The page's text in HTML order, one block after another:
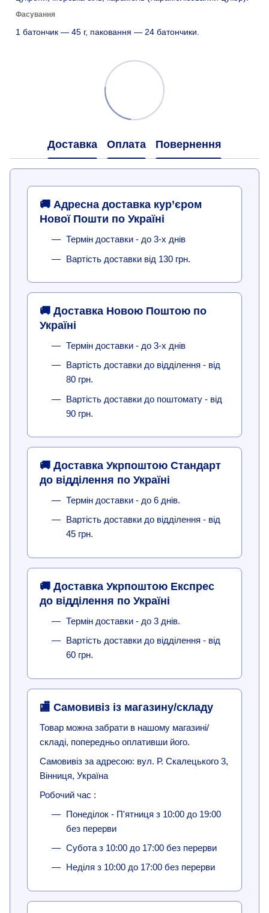
Фасування
1 батончик — 45 г, паковання — 24 батончики.
Доставка Оплата Повернення
🚚 Адресна доставка кур’єром
Нової Пошти по Україні
Термін доставки - до 3-х днів
Вартість доставки від 130 грн.
🚚 Доставка Новою Поштою по
Україні
Термін доставки - до 3-х днів
Вартість доставки до відділення - від
80 грн.
Вартість доставки до поштомату - від
90 грн.
🚚 Доставка Укрпоштою Стандарт
до відділення по Україні
Термін доставки - до 6 днів.
Вартість доставки до відділення - від
45 грн.
🚚 Доставка Укрпоштою Експрес
до відділення по Україні
Термін доставки - до 3 днів.
Вартість доставки до відділення - від
60 грн.
🏬 Самовивіз із магазину/складу
Товар можна забрати в нашому магазині/
складі, попередньо оплативши його.
Самовивіз за адресою: вул. Р. Скалецького 3,
Вінниця, Україна
Робочий час :
Понеділок - П'ятниця з 10:00 до 19:00
без перерви
Субота з 10:00 до 17:00 без перерви
Неділя з 10:00 до 17:00 без перерви